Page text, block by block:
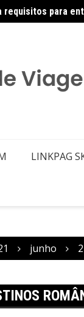
de Alterações
LINKPAG
junho 2